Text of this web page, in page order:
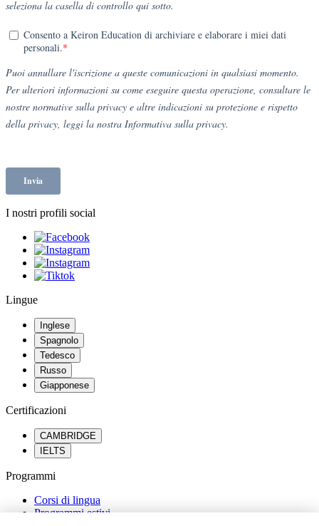
I nostri profili social
Lingue
Inglese
Spagnolo
Tedesco
Russo
Giapponese
Certificazioni
CAMBRIDGE
IELTS
Programmi
Corsi di lingua
Programmi estivi